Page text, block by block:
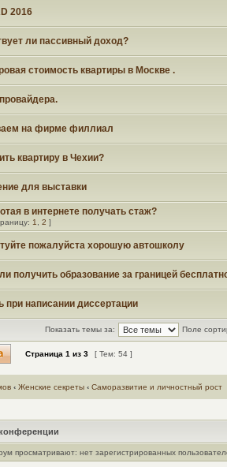
2016
ли пассивный доход?
стоимость квартиры в Москве .
на фирме филлиал
квартиру в Чехии?
для выставки
в интернете получать стаж?
1 2 ]
пожалуйста хорошую автошколу
получить образование за границей
при написании диссертации
Показать темы за: Поле
Страница 1 из 3 [ Тем: 54 ]
‹ Женские секреты ‹ Саморазвитие и личностный рост
просматривают: нет зарегистрированных